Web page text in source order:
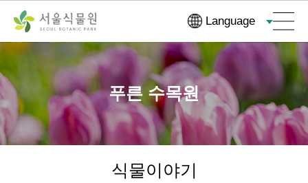
츠
바
로
가
기
본문으로
바로가기
Language
푸른 수목원
식물이야기